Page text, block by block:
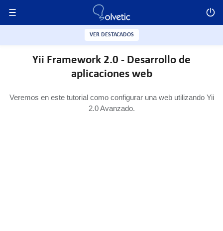
Yii Framework 2.0 - Desarrollo de
aplicaciones web
Veremos en este tutorial como configurar una web utilizando Yii
2.0 Avanzado.
VER DESTACADOS